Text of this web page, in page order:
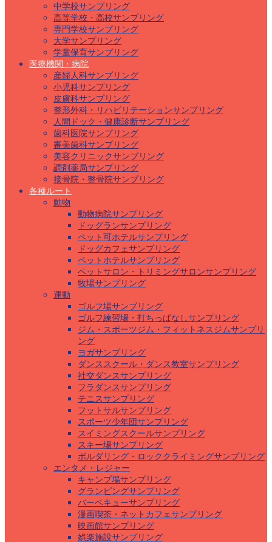
中学校サンプリング
高等学校・高校サンプリング
専門学校サンプリング
大学サンプリング
学童保育サンプリング
医療機関・病院
産婦人科サンプリング
小児科サンプリング
皮膚科サンプリング
整形外科・リハビリテーションサンプリング
人間ドック・健康診断サンプリング
歯科医院サンプリング
審美歯科サンプリング
美容クリニックサンプリング
調剤薬局サンプリング
接骨院・整骨院サンプリング
各種ルート
動物
動物病院サンプリング
ドッグランサンプリング
ペット可ホテルサンプリング
ドッグカフェサンプリング
ペットホテルサンプリング
ペットサロン・トリミングサロンサンプリング
牧場サンプリング
運動
ゴルフ場サンプリング
ゴルフ練習場・打ちっぱなしサンプリング
ジム・スポーツジム・フィットネスジムサンプリ
ング
ヨガサンプリング
ダンススクール・ダンス教室サンプリング
社交ダンスサンプリング
フラダンスサンプリング
テニスサンプリング
フットサルサンプリング
スポーツ少年団サンプリング
スイミングスクールサンプリング
スキー場サンプリング
ボルダリング・ロッククライミングサンプリング
エンタメ・レジャー
キャンプ場サンプリング
グランピングサンプリング
バーベキューサンプリング
漫画喫茶・ネットカフェサンプリング
映画館サンプリング
娯楽施設サンプリング